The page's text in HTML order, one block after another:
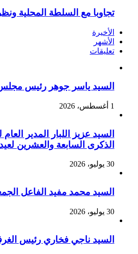
تجاوبا مع السلطة المحلية
الأخيرة
الأشهر
تعليقات
السيد ياسر جوهر رئيس مجلس
1 أغسطس، 2026
السيد عزيز اللبار المدير
الذكرى السابعة والعشرين
30 يوليو، 2026
السيد محمد مفيد الفاعل الجمعوي
30 يوليو، 2026
السيد ناجي فخاري رئيس الغرفة